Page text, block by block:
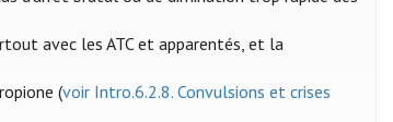
avec les ATC et apparentés, et la
(voir Intro.6.2.8. Convulsions et crises